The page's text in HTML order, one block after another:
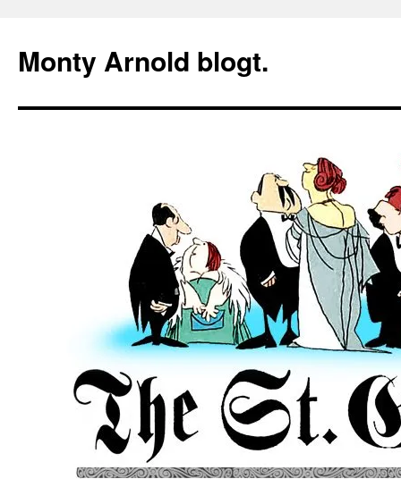
springen
Monty Arnold blogt.